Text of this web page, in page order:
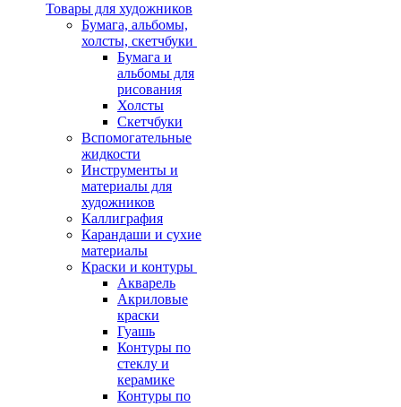
Товары для художников
Бумага, альбомы,
холсты, скетчбуки
Бумага и
альбомы для
рисования
Холсты
Скетчбуки
Вспомогательные
жидкости
Инструменты и
материалы для
художников
Каллиграфия
Карандаши и сухие
материалы
Краски и контуры
Акварель
Акриловые
краски
Гуашь
Контуры по
стеклу и
керамике
Контуры по